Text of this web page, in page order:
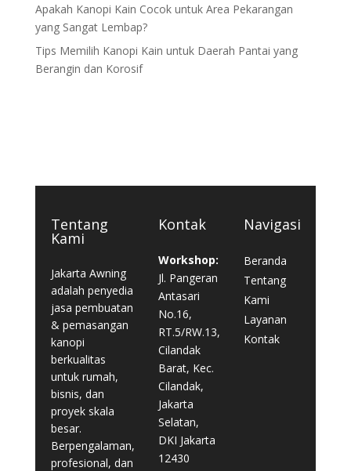
Apakah Kanopi Kain Cocok untuk Area Pekarangan
yang Sangat Lembap?
Tips Memilih Kanopi Kain untuk Daerah Pantai yang
Berangin dan Korosif
Tentang
Kami
Jakarta Awning
adalah penyedia
jasa pembuatan
& pemasangan
kanopi
berkualitas
untuk rumah,
bisnis, dan
proyek skala
besar.
Berpengalaman,
profesional, dan
Kontak
Workshop:
Jl. Pangeran
Antasari
No.16,
RT.5/RW.13,
Cilandak
Barat, Kec.
Cilandak,
Jakarta
Selatan,
DKI Jakarta
12430
Navigasi
Beranda
Tentang
Kami
Layanan
Kontak